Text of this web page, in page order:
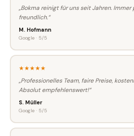
„Bokma reinigt für uns seit Jahren.
freundlich.“
M. Hofmann
Google · 5/5
★★★★★
„Professionelles Team, faire Preise,
Absolut empfehlenswert!“
S. Müller
Google · 5/5